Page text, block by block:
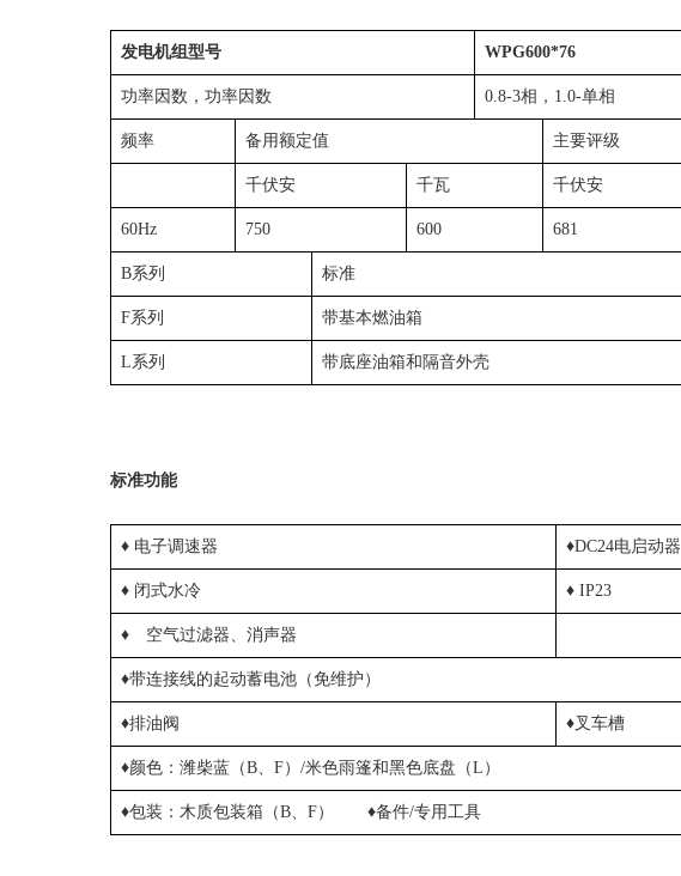
发电机组型号 WPG600*76
功率因数，功率因数 0.8-3相，1.0-单相
频率 备用额定值 主要评级
千伏安 千瓦 千伏安
60Hz 750 600 681
B系列 标准
F系列 带基本燃油箱
L系列 带底座油箱和隔音外壳
标准功能
♦ 电子调速器 ♦DC24电启动器
♦ 闭式水冷 ♦ IP23
♦ 空气过滤器、消声器
♦带连接线的起动蓄电池（免维护）
♦排油阀 ♦叉车槽
♦颜色：潍柴蓝（B、F）/米色雨篷和黑色底盘（L）
♦包装：木质包装箱（B、F） ♦备件/专用工具